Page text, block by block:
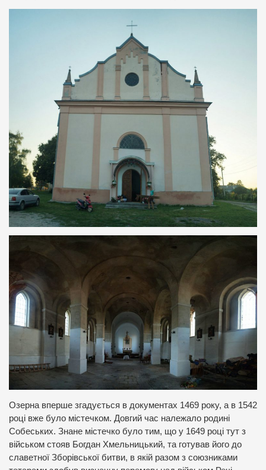
Озерна вперше згадується в документах 1469 року, а в 1542
році вже було містечком. Довгий час належало родині
Собеських. Знане містечко було тим, що у 1649 році тут з
військом стояв Богдан Хмельницький, та готував його до
славетної Зборівської битви, в якій разом з союзниками